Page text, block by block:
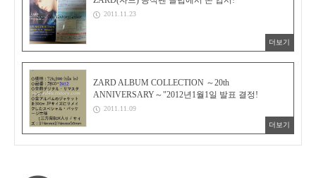
2011.11.23
더보기
ZARD ALBUM COLLECTION ～20th
ANNIVERSARY～"2012년1월1일 발표 결정!
2011.11.09
더보기